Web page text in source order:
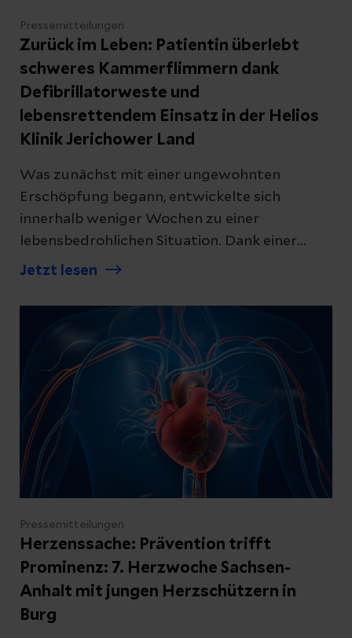
Pressemitteilungen
Zurück im Leben: Patientin überlebt
schweres Kammerflimmern dank
Defibrillatorweste und
lebensrettendem Einsatz in der Helios
Klinik Jerichower Land
Was zunächst mit einer ungewohnten
Erschöpfung begann, entwickelte sich
innerhalb weniger Wochen zu einer
lebensbedrohlichen Situation. Dank einer
schnellen Diagnose, einer tragbaren
Zusammenarbeit medizinischer Fachbereiche
konnte das Leben der Patientin Angela L. in
der Helios Klinik Jerichower Land in Burg
gerettet werden.
Jetzt lesen
Pressemitteilungen
Herzenssache: Prävention trifft
Prominenz: 7. Herzwoche Sachsen-
Anhalt mit jungen Herzschützern in
Burg